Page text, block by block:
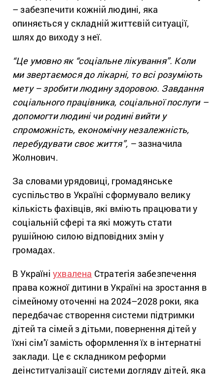
– забезпечити кожній людині, яка
опиняється у складній життєвій ситуації,
шлях до виходу з неї.
“Це умовно як “соціальне лікування”. Коли
ми звертаємося до лікарні, то всі розуміють
мету – зробити людину здоровою. Завдання
соціального працівника, соціальної послуги –
допомогти людині чи родині вийти у
спроможність, економічну незалежність,
перебудувати своє життя”, –зазначила
Жолнович.
За словами урядовиці, громадянське
суспільство в Україні сформувало велику
кількість фахівців, які вміють працювати у
соціальній сфері та які можуть стати
рушійною силою відповідних змін у
громадах.
В Україні ухвалена Стратегія забезпечення
права кожної дитини в Україні на зростання в
сімейному оточенні на 2024–2028 роки, яка
передбачає створення системи підтримки
дітей та сімей з дітьми, повернення дітей у
їхні сім’ї замість оформлення їх в інтернатні
заклади. Це є складником реформи
деінституалізації системи догляду дітей, яка